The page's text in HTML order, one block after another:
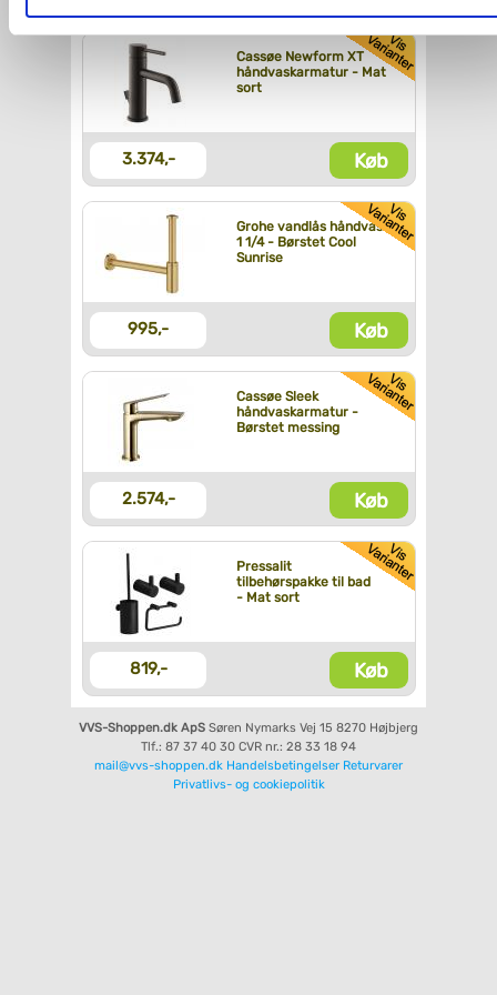
Du kan se mere om, hvordan vi behandler dine
personoplysninger, ved at klikkeher.
Cassøe Newform XT
håndvaskarmatur - Mat
sort
3.374,- Køb
Grohe vandlås håndvask
1 1/4 - Børstet Cool
Sunrise
995,- Køb
Cassøe Sleek
håndvaskarmatur -
Børstet messing
2.574,- Køb
Pressalit
tilbehørspakke til bad
- Mat sort
819,- Køb
VVS-Shoppen.dk ApS Søren Nymarks Vej 15 8270 Højbjerg
Tlf.: 87 37 40 30 CVR nr.: 28 33 18 94
mail@vvs-shoppen.dk Handelsbetingelser Returvarer
Privatlivs- og cookiepolitik